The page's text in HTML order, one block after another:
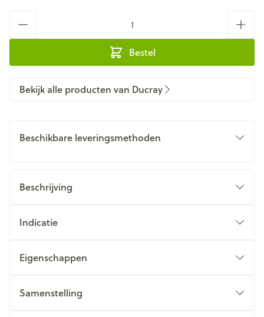
Bestel
Bekijk alle producten van Ducray
Beschikbare leveringsmethoden
Beschrijving
Indicatie
Eigenschappen
Samenstelling